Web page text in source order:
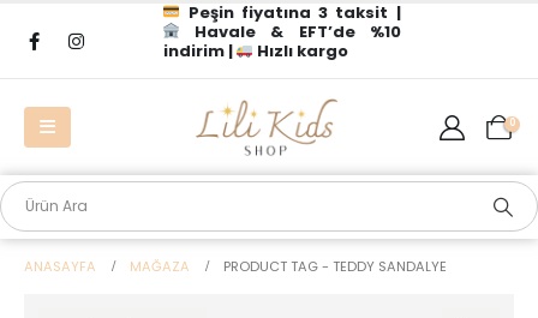
Peşin fiyatına 3 taksit |
Havale & EFT’de %10
indirim |
Hızlı kargo
0
ANASAYFA MAĞAZA PRODUCT TAG - TEDDY SANDALYE